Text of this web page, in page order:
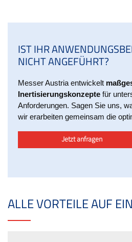
IST IHR
NICHT ANGEFÜHRT?
Messer Austria entwickelt
Inertisierungskonzepte für
Anforderungen. Sagen Sie uns,
wir erarbeiten gemeinsam die
Jetzt anfragen
ALLE VORTEILE AUF